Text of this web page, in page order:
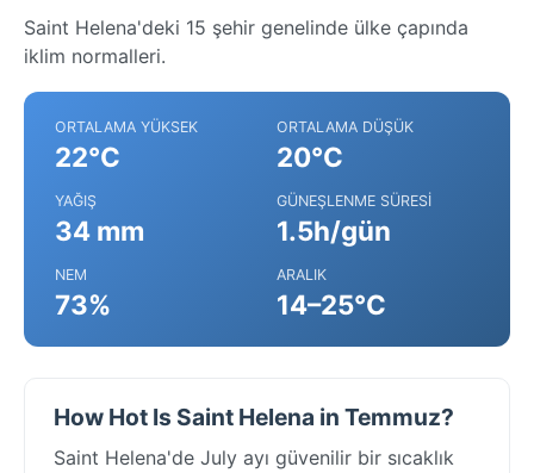
Saint Helena'deki 15 şehir genelinde ülke çapında
iklim normalleri.
ORTALAMA YÜKSEK
22°C
ORTALAMA DÜŞÜK
20°C
YAĞIŞ
34 mm
GÜNEŞLENME SÜRESI
1.5h/gün
NEM
73%
ARALIK
14–25°C
How Hot Is Saint Helena in Temmuz?
Saint Helena'de July ayı güvenilir bir sıcaklık